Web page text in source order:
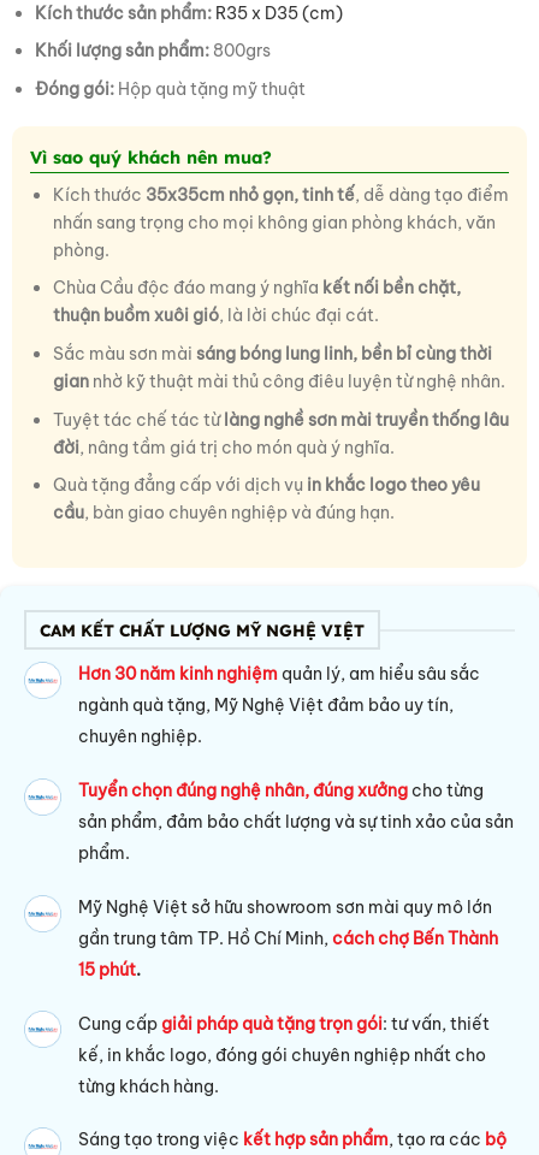
Kích thước sản phẩm: R35 x D35 (cm)
Khối lượng sản phẩm:800grs
Đóng gói:Hộp quà tặng mỹ thuật
Vì sao quý khách nên mua?
Kích thước 35x35cm nhỏ gọn, tinh tế, dễ dàng tạo điểm
nhấn sang trọng cho mọi không gian phòng khách, văn
phòng.
Chùa Cầu độc đáo mang ý nghĩa kết nối bền chặt,
thuận buồm xuôi gió, là lời chúc đại cát.
Sắc màu sơn mài sáng bóng lung linh, bền bỉ cùng thời
giannhờ kỹ thuật mài thủ công điêu luyện từ nghệ nhân.
Tuyệt tác chế tác từlàng nghề sơn mài truyền thống lâu
đời, nâng tầm giá trị cho món quà ý nghĩa.
Quà tặng đẳng cấp với dịch vụ in khắc logo theo yêu
cầu, bàn giao chuyên nghiệp và đúng hạn.
CAM KẾT CHẤT LƯỢNG MỸ NGHỆ VIỆT
Hơn 30 năm kinh nghiệm quản lý, am hiểu sâu sắc
ngành quà tặng, Mỹ Nghệ Việt đảm bảo uy tín,
chuyên nghiệp.
Tuyển chọn đúng nghệ nhân, đúng xưởng cho từng
sản phẩm, đảm bảo chất lượng và sự tinh xảo của sản
phẩm.
Mỹ Nghệ Việt sở hữu showroom sơn mài quy mô lớn
gần trung tâm TP. Hồ Chí Minh,cách chợ Bến Thành
15 phút.
Cung cấpgiải pháp quà tặng trọn gói: tư vấn, thiết
kế, in khắc logo, đóng gói chuyên nghiệp nhất cho
từng khách hàng.
Sáng tạo trong việc kết hợp sản phẩm, tạo ra các bộ